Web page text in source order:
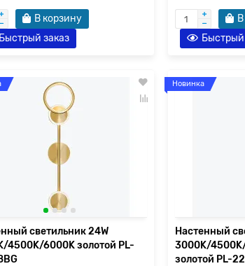
В корзину
Быстрый заказ
Быстрый
светильник 24W
4500K/6000K золотой PL-
Новинка
Настенный
3000K/
золотой PL-